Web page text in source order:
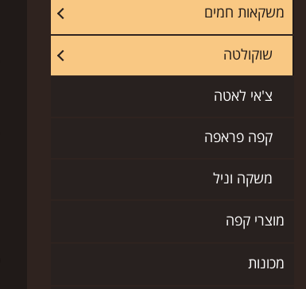
משקאות חמים
שוקולטה
צ'אי לאטה
קפה פראפה
משקה וניל
מוצרי קפה
מכונות